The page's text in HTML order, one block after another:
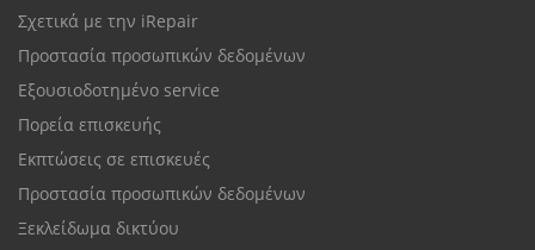
Σχετικά με την iRepair
Προστασία προσωπικών δεδομένων
Εξουσιοδοτημένο service
Πορεία επισκευής
Εκπτώσεις σε επισκευές
Προστασία προσωπικών δεδομένων
Ξεκλείδωμα δικτύου